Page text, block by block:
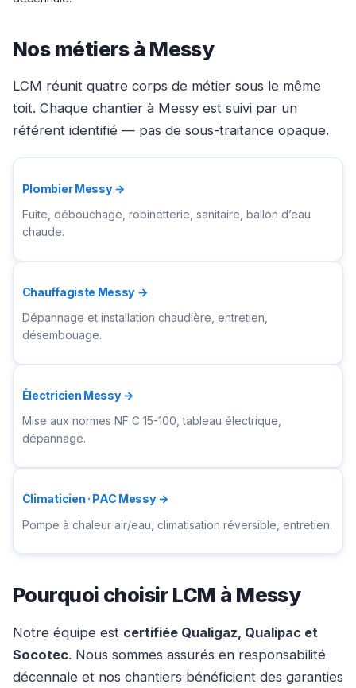
Nos métiers à Messy
LCM réunit quatre corps de métier sous le même
toit. Chaque chantier à Messy est suivi par un
référent identifié — pas de sous-traitance opaque.
Plombier Messy →
Fuite, débouchage, robinetterie, sanitaire, ballon d’eau
chaude.
Chauffagiste Messy →
Dépannage et installation chaudière, entretien,
désembouage.
Électricien Messy →
Mise aux normes NF C 15-100, tableau électrique,
dépannage.
Climaticien · PAC Messy →
Pompe à chaleur air/eau, climatisation réversible, entretien.
Pourquoi choisir LCM à Messy
Notre équipe est certifiée Qualigaz, Qualipac et
Socotec. Nous sommes assurés en responsabilité
décennale et nos chantiers bénéficient des garanties